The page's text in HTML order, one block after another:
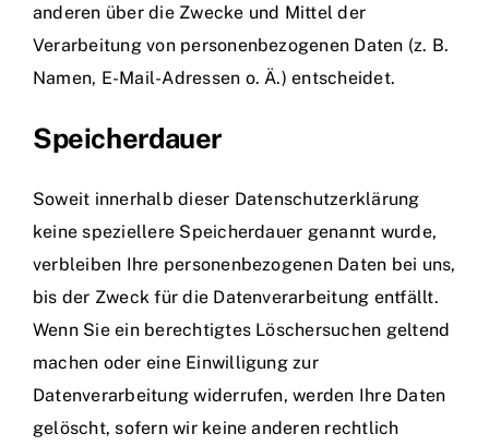
anderen über die Zwecke und Mittel der
Verarbeitung von personenbezogenen Daten (z. B.
Namen, E-Mail-Adressen o. Ä.) entscheidet.
Speicherdauer
Soweit innerhalb dieser Datenschutzerklärung
keine speziellere Speicherdauer genannt wurde,
verbleiben Ihre personenbezogenen Daten bei uns,
bis der Zweck für die Datenverarbeitung entfällt.
Wenn Sie ein berechtigtes Löschersuchen geltend
machen oder eine Einwilligung zur
Datenverarbeitung widerrufen, werden Ihre Daten
gelöscht, sofern wir keine anderen rechtlich